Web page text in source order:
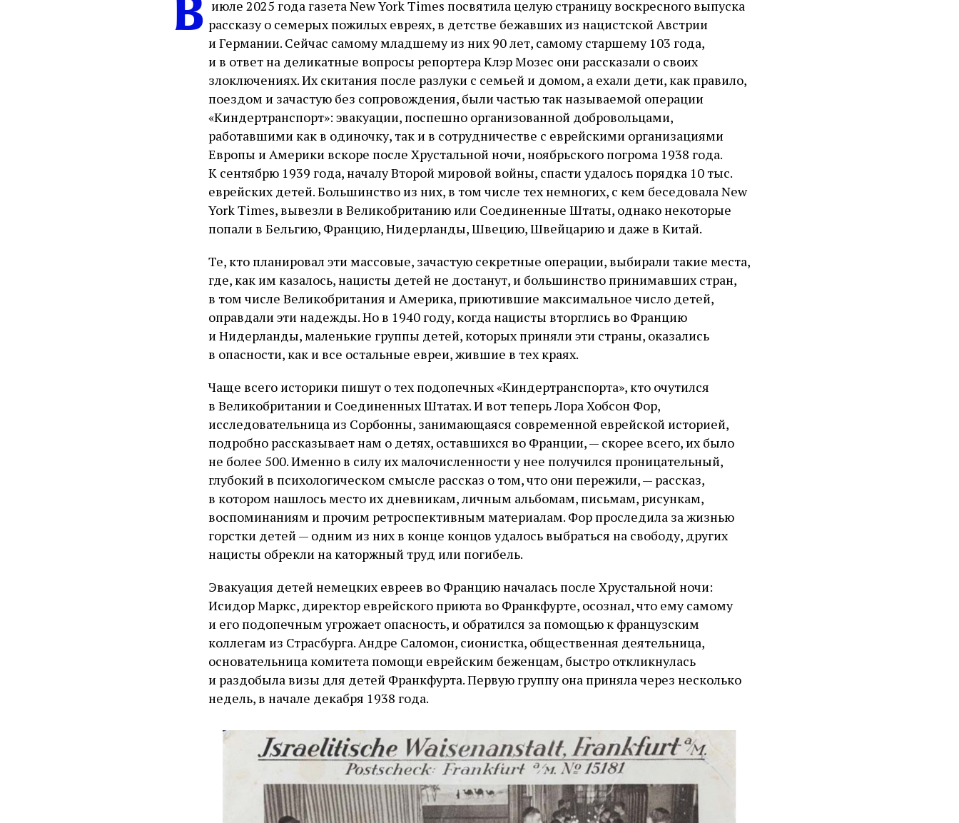
июле 2025 года газета New York Times посвятила целую страницу воскресного выпуска
рассказу о семерых пожилых евреях, в детстве бежавших из нацистской Австрии
и Германии. Сейчас самому младшему из них 90 лет, самому старшему 103 года,
и в ответ на деликатные вопросы репортера Клэр Мозес они рассказали о своих
злоключениях. Их скитания после разлуки с семьей и домом, а ехали дети, как правило,
поездом и зачастую без сопровождения, были частью так называемой операции
«Киндертранспорт»: эвакуации, поспешно организованной добровольцами,
работавшими как в одиночку, так и в сотрудничестве с еврейскими организациями
Европы и Америки вскоре после Хрустальной ночи, ноябрьского погрома 1938 года.
К сентябрю 1939 года, началу Второй мировой войны, спасти удалось порядка 10 тыс.
еврейских детей. Большинство из них, в том числе тех немногих, с кем беседовала New
York Times, вывезли в Великобританию или Соединенные Штаты, однако некоторые
попали в Бельгию, Францию, Нидерланды, Швецию, Швейцарию и даже в Китай.
Те, кто планировал эти массовые, зачастую секретные операции, выбирали такие места,
где, как им казалось, нацисты детей не достанут, и большинство принимавших стран,
в том числе Великобритания и Америка, приютившие максимальное число детей,
оправдали эти надежды. Но в 1940 году, когда нацисты вторглись во Францию
и Нидерланды, маленькие группы детей, которых приняли эти страны, оказались
в опасности, как и все остальные евреи, жившие в тех краях.
Чаще всего историки пишут о тех подопечных «Киндертранспорта», кто очутился
в Великобритании и Соединенных Штатах. И вот теперь Лора Хобсон Фор,
исследовательница из Сорбонны, занимающаяся современной еврейской историей,
подробно рассказывает нам о детях, оставшихся во Франции, — скорее всего, их было
не более 500. Именно в силу их малочисленности у нее получился проницательный,
глубокий в психологическом смысле рассказ о том, что они пережили, — рассказ,
в котором нашлось место их дневникам, личным альбомам, письмам, рисункам,
воспоминаниям и прочим ретроспективным материалам. Фор проследила за жизнью
горстки детей — одним из них в конце концов удалось выбраться на свободу, других
нацисты обрекли на каторжный труд или погибель.
Эвакуация детей немецких евреев во Францию началась после Хрустальной ночи:
Исидор Маркс, директор еврейского приюта во Франкфурте, осознал, что ему самому
и его подопечным угрожает опасность, и обратился за помощью к французским
коллегам из Страсбурга. Андре Саломон, сионистка, общественная деятельница,
основательница комитета помощи еврейским беженцам, быстро откликнулась
и раздобыла визы для детей Франкфурта. Первую группу она приняла через несколько
недель, в начале декабря 1938 года.